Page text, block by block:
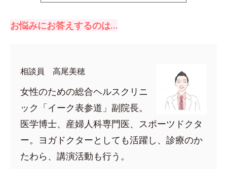
お悩みにお答えするのは…
相談員 高尾美穂
女性のための総合ヘルスクリニ
ック「イーク表参道」副院長。
医学博士、産婦人科専門医、スポーツドクタ
ー。ヨガドクターとしても活躍し、診療のか
たわら、講演活動も行う。